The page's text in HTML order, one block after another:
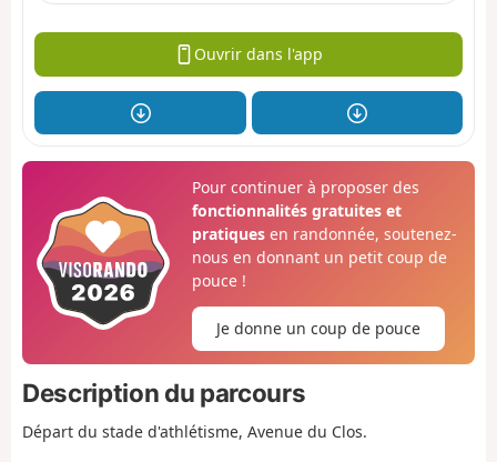
Ouvrir dans l'app
Pour continuer à proposer des
fonctionnalités gratuites et
pratiquesen randonnée, soutenez-
nous en donnant un petit coup de
pouce !
Je donne un coup de pouce
Description du parcours
Départ du stade d'athlétisme, Avenue du Clos.